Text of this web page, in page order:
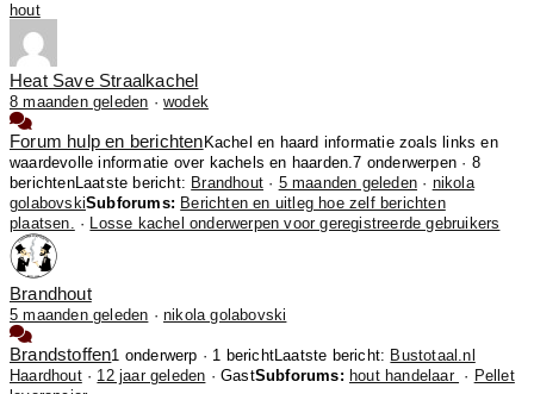
hout
Heat Save Straalkachel
8 maanden geleden ·wodek
Forum hulp en berichten Kachel en haard informatie zoals links en
waardevolle informatie over kachels en haarden.7 onderwerpen · 8
berichtenLaatste bericht: Brandhout · 5 maanden geleden · nikola
golabovskiSubforums: Berichten en uitleg hoe zelf berichten
plaatsen.
· Losse kachel onderwerpen voor geregistreerde gebruikers
Brandhout
5 maanden geleden ·nikola golabovski
Brandstoffen1 onderwerp · 1 bericht Laatste bericht: Bustotaal.nl
Haardhout· 12 jaar geleden · GastSubforums: hout handelaar · Pellet